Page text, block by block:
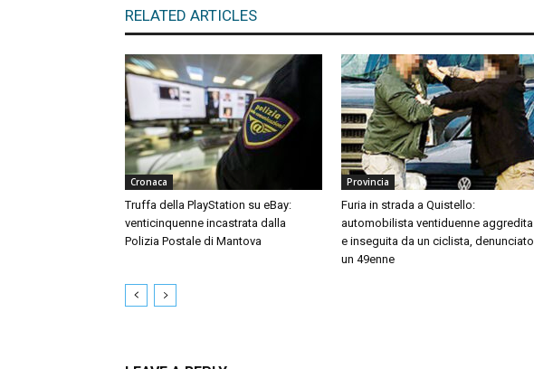
RELATED ARTICLES
Cronaca
Truffa della PlayStation su eBay:
venticinquenne incastrata dalla
Polizia Postale di Mantova
Provincia
Furia in strada a Quistello:
automobilista ventiduenne aggredita
e inseguita da un ciclista, denunciato
un 49enne